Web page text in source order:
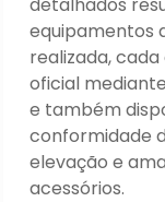
equipamentos
realizada,
oficial
e também
conformidade
elevação e
acessórios.